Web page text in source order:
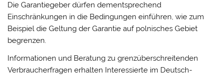
Die Garantiegeber dürfen dementsprechend
Einschränkungen in die Bedingungen einführen, wie zum
Beispiel die Geltung der Garantie auf polnisches Gebiet
begrenzen.
Informationen und Beratung zu grenzüberschreitenden
Verbraucherfragen erhalten Interessierte im Deutsch-